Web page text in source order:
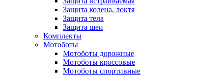
Защита колена, локтя
Защита тела
Защита шеи
Комплекты
Мотоботы
Мотоботы дорожные
Мотоботы кроссовые
Мотоботы спортивные